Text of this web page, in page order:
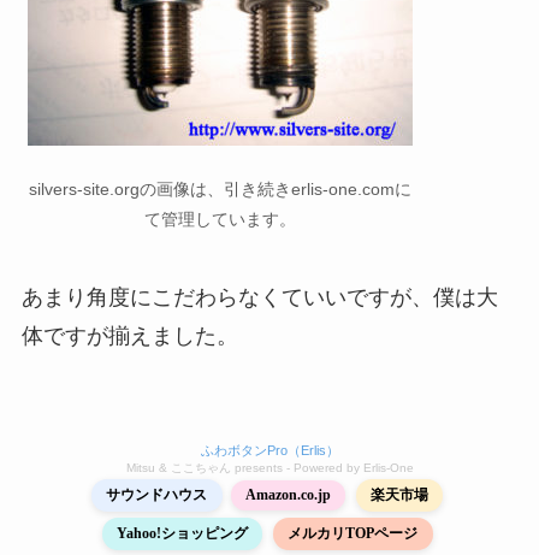
silvers-site.orgの画像は、引き続きerlis-one.comに
て管理しています。
あまり角度にこだわらなくていいですが、僕は大
体ですが揃えました。
ふわボタンPro（Erlis）
Mitsu & ここちゃん presents - Powered by Erlis‑One
サウンドハウス Amazon.co.jp 楽天市場
Yahoo!ショッピング メルカリTOPページ